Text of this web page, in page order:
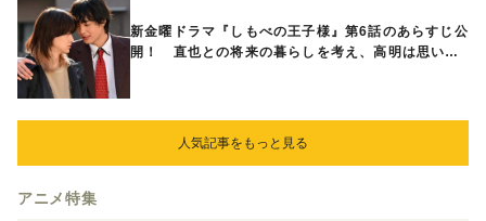
新金曜ドラマ『しもべの王子様』第6話のあらすじ公
開！ 直也との将来の暮らしを考え、高明は思い切
人気記事をもっと見る
アニメ特集